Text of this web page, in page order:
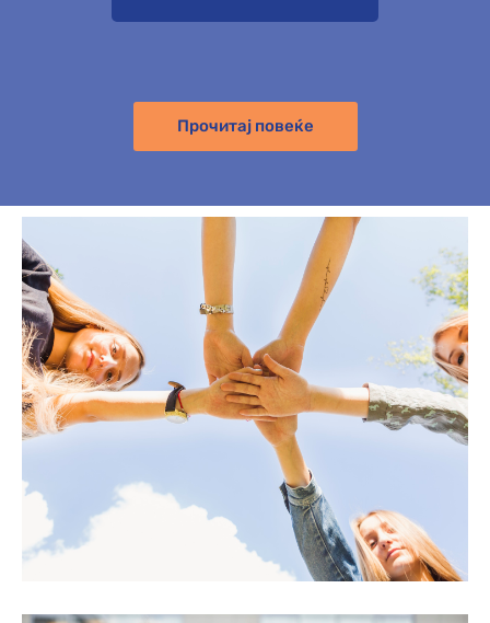
Прочитај повеќе